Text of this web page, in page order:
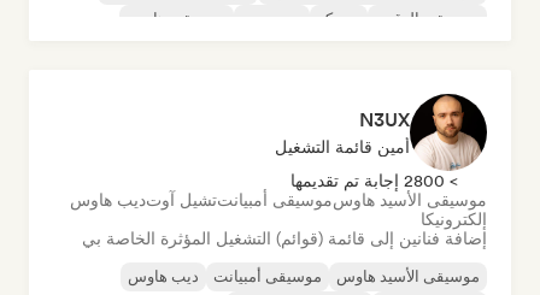
موسيقى الرقص
ديسكو موسيقى هاوس
N3UX
أمين قائمة التشغيل
> 2800 إجابة تم تقديمها
موسيقى الأسيد هاوسموسيقى أمبيانتتشيل آوتديب هاوس
إلكترونيكا
إضافة فنانين إلى قائمة (قوائم) التشغيل المؤثرة الخاصة بي
موسيقى الأسيد هاوس موسيقى أمبيانت
ديب هاوس